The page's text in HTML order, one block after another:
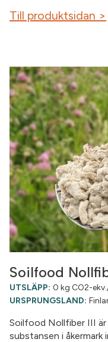
Till produktsidan >
Soilfood
UTSLÄPP: 0 kg CO2-
URSPRUNGSLAND:
Soilfood Nollfiber III
substansen i